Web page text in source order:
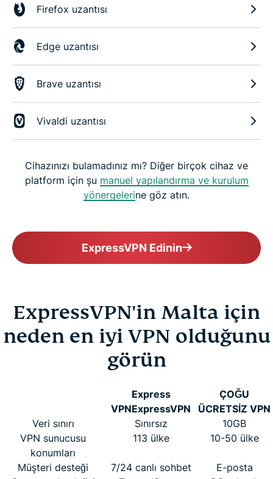
Firefox uzantısı
Edge uzantısı
Brave uzantısı
Vivaldi uzantısı
Cihazınızı bulamadınız mı? Diğer birçok cihaz ve
platform için şu manuel yapılandırma ve kurulum
yönergelerine göz atın.
ExpressVPN Edinin
ExpressVPN'in Malta için
neden en iyi VPN olduğunu
görün
Express
VPNExpressVPN
ÇOĞU
ÜCRETSİZ VPN
Veri sınırı
Sınırsız
10GB
VPN sunucusu
konumları
113 ülke 10-50 ülke
Müşteri desteği 7/24 canlı sohbet
E-posta